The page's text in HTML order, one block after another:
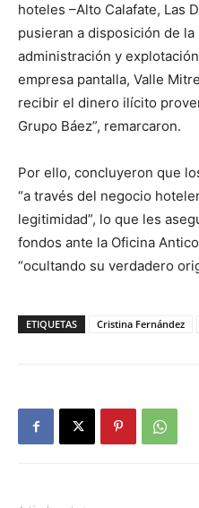
hoteles –Alto Calafate, Las
pusieran a disposición de
administración y
empresa pantalla, Valle
recibir el dinero ilícito
Grupo Báez”, remarcaron.
Por ello, concluyeron que
“a través del negocio
legitimidad”, lo que les
fondos ante la Oficina
“ocultando su verdadero
ETIQUETAS Cristina Fernández